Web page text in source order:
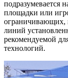
подразумевается
площадки или
ограничивающих,
линий
рекомендуемой
технологий.